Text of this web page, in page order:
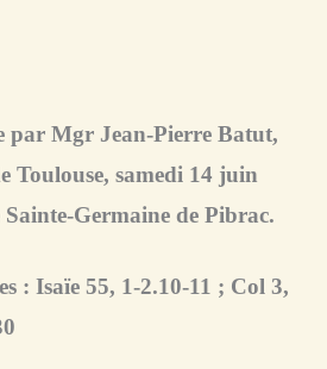
par Mgr Jean-Pierre Batut,
Toulouse, samedi 14 juin
Germaine de Pibrac.
: Isaïe 55, 1-2.10-11 ; Col 3,